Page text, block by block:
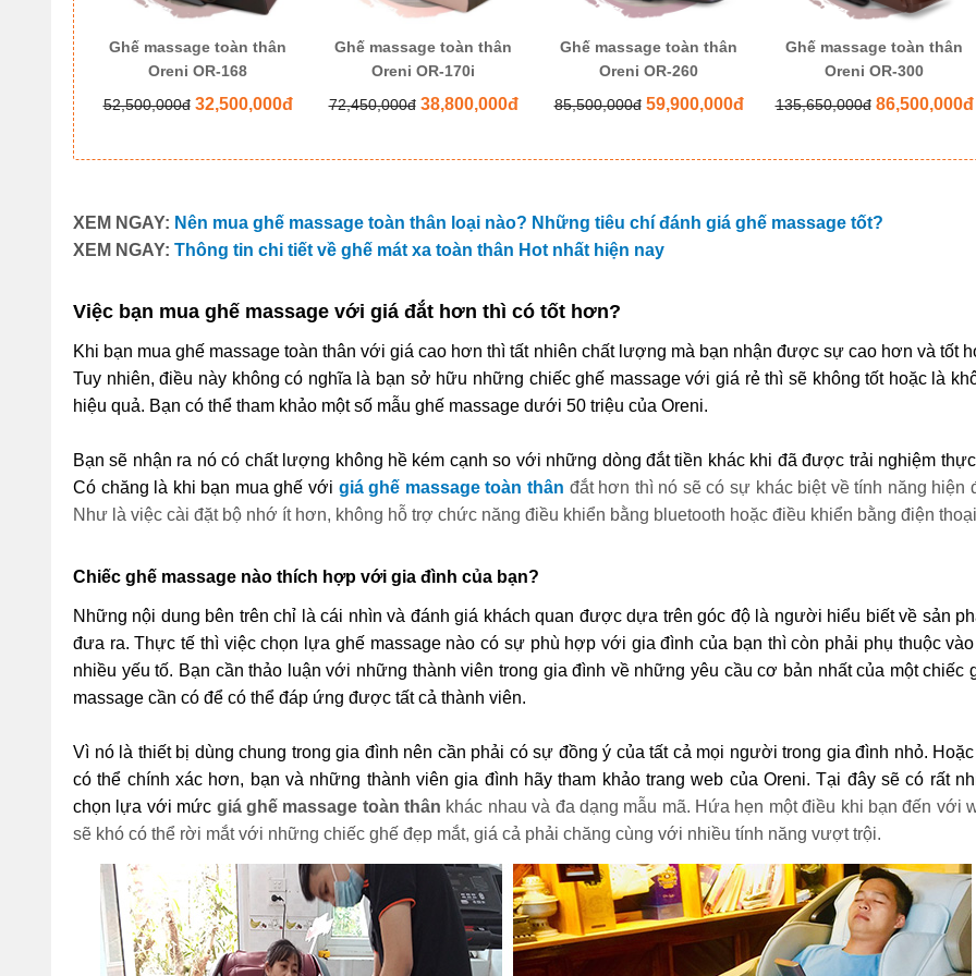
Ghế massage toàn thân
Oreni OR-168
52,500,000đ 32,500,000đ
Ghế massage toàn thân
Oreni OR-170i
72,450,000đ 38,800,000đ
Ghế massage toàn thân
Oreni OR-260
85,500,000đ 59,900,000đ
Ghế massage toàn thân
Oreni OR-300
135,650,000đ 86,500,000đ
XEM NGAY: Nên mua ghế massage toàn thân loại nào? Những tiêu chí đánh giá ghế massage tốt?
XEM NGAY: Thông tin chi tiết về ghế mát xa toàn thân Hot nhất hiện nay
Việc bạn mua ghế massage với giá đắt hơn thì có tốt hơn?
Khi bạn mua ghế massage toàn thân với giá cao hơn thì tất nhiên chất lượng mà bạn nhận được sự cao hơn và tốt
Tuy nhiên, điều này không có nghĩa là bạn sở hữu những chiếc ghế massage với giá rẻ thì sẽ không tốt hoặc là
hiệu quả. Bạn có thể tham khảo một số mẫu ghế massage dưới 50 triệu của Oreni.
Bạn sẽ nhận ra nó có chất lượng không hề kém cạnh so với những dòng đắt tiền khác khi đã được trải nghiệm
Có chăng là khi bạn mua ghế với giá ghế massage toàn thân đắt hơn thì nó sẽ có sự khác biệt về tính năng hiện
Như là việc cài đặt bộ nhớ ít hơn, không hỗ trợ chức năng điều khiển bằng bluetooth hoặc điều khiển bằng điện
Chiếc ghế massage nào thích hợp với gia đình của bạn?
Những nội dung bên trên chỉ là cái nhìn và đánh giá khách quan được dựa trên góc độ là người hiểu biết về sản
đưa ra. Thực tế thì việc chọn lựa ghế massage nào có sự phù hợp với gia đình của bạn thì còn phải phụ thuộc
nhiều yếu tố. Bạn cần thảo luận với những thành viên trong gia đình về những yêu cầu cơ bản nhất của một chiếc
massage cần có để có thể đáp ứng được tất cả thành viên.
Vì nó là thiết bị dùng chung trong gia đình nên cần phải có sự đồng ý của tất cả mọi người trong gia đình nhỏ.
có thể chính xác hơn, bạn và những thành viên gia đình hãy tham khảo trang web của Oreni. Tại đây sẽ có rất
chọn lựa với mức giá ghế massage toàn thân khác nhau và đa dạng mẫu mã. Hứa hẹn một điều khi bạn đến với
sẽ khó có thể rời mắt với những chiếc ghế đẹp mắt, giá cả phải chăng cùng với nhiều tính năng vượt trội.